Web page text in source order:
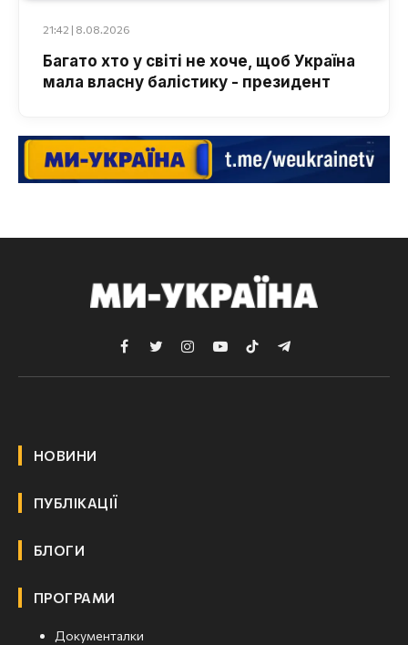
21:42 | 8.08.2026
Багато хто у світі не хоче, щоб Україна
мала власну балістику - президент
FacebookTwitterInstagramYouTubeTikTokTelegram
НОВИНИ
ПУБЛІКАЦІЇ
БЛОГИ
ПРОГРАМИ
Документалки